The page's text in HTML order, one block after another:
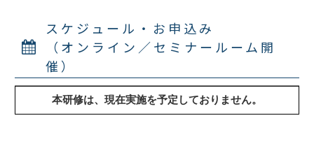
スケジュール・お申込み
（オンライン／セミナールーム開
催）